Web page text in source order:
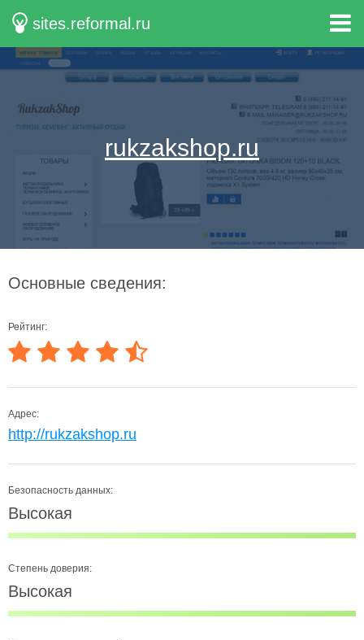
sites.reformal.ru
rukzakshop.ru
Основные сведения:
Рейтинг:
Адрес:
http://rukzakshop.ru
Безопасность данных:
Высокая
Степень доверия:
Высокая